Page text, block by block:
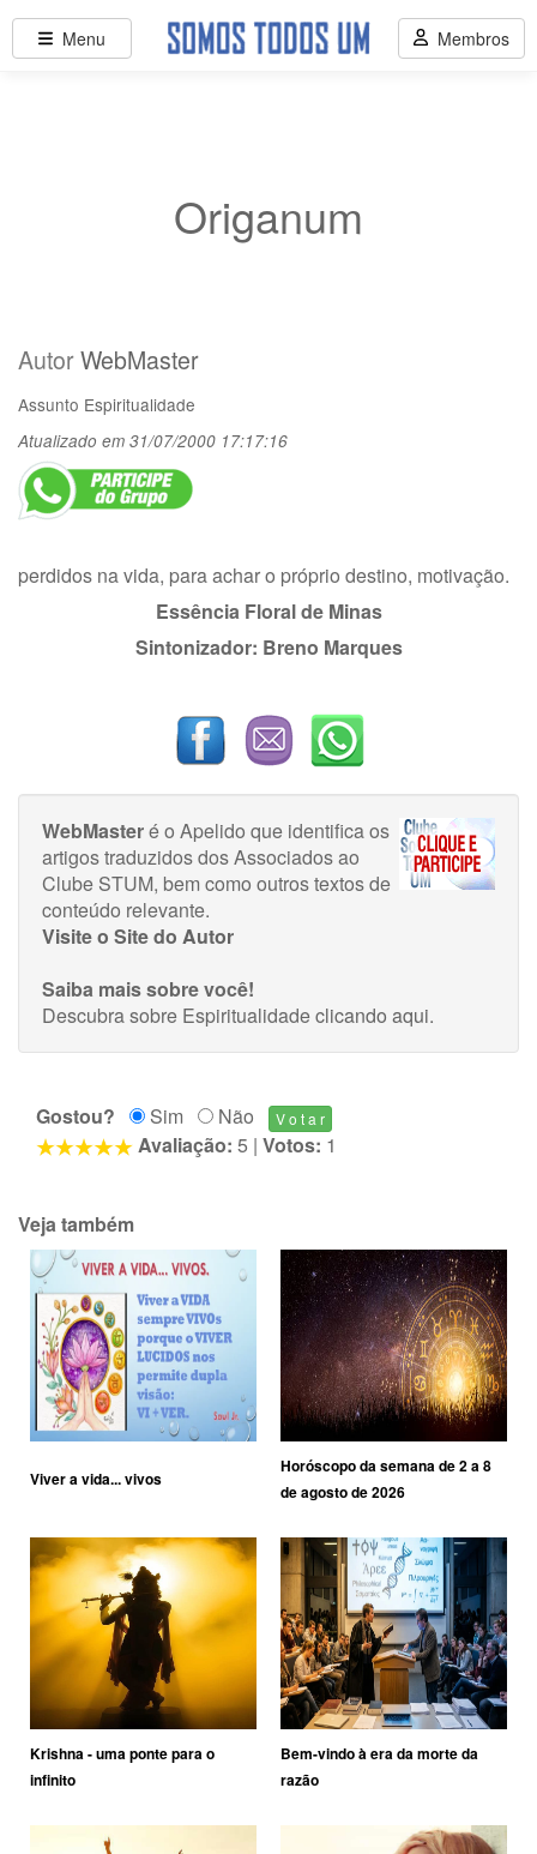
Origanum
AutorWebMaster
Assunto Espiritualidade
Atualizado em 31/07/2000 17:17:16
perdidos na vida, para achar o próprio destino, motivação.
Essência Floral de Minas
Sintonizador: Breno Marques
WebMasteré o Apelido que identifica os
artigos traduzidos dos Associados ao
Clube STUM, bem como outros textos de
conteúdo relevante.
Visite o Site do Autor
Saiba mais sobre você!
Descubra sobre Espiritualidadeclicando aqui.
Gostou? Sim
Não
Avaliação: 5 | Votos: 1
Veja também
Viver a vida... vivos
Horóscopo da semana de 2 a 8
de agosto de 2026
Krishna - uma ponte para o
infinito
Bem-vindo à era da morte da
razão
Menu Membros